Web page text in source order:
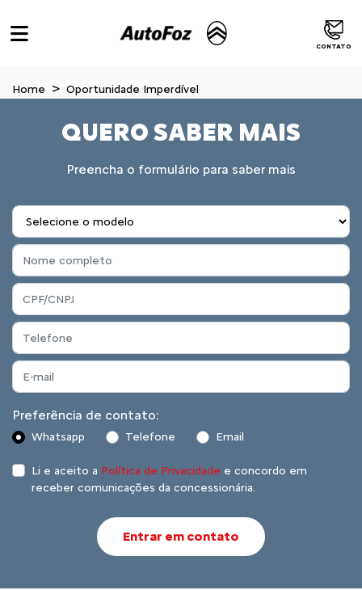
CONTATO
Home Oportunidade Imperdível
QUERO SABER MAIS
Preencha o formulário para saber mais
Preferência de contato:
Whatsapp Telefone Email
Li e aceito a Política de Privacidade e concordo em
receber comunicações da concessionária.
Entrar em contato